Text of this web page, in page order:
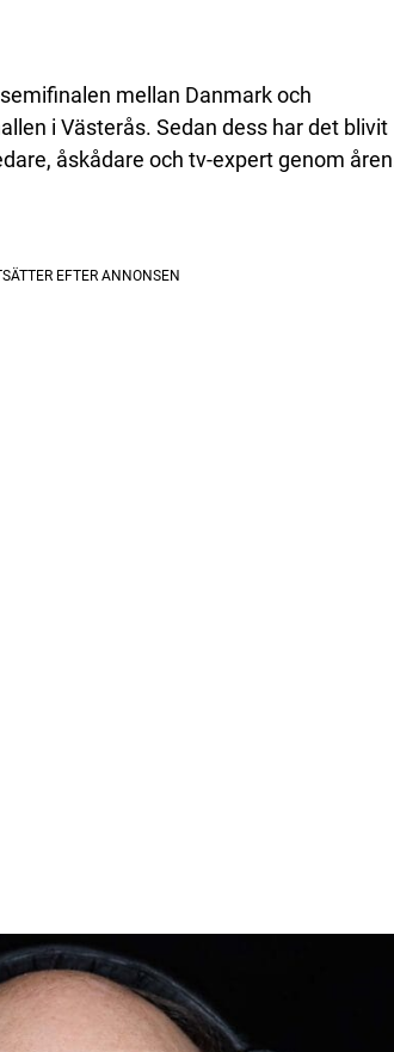
mellan Danmark och
i Västerås. Sedan dess har det blivit
åskådare och tv-expert genom